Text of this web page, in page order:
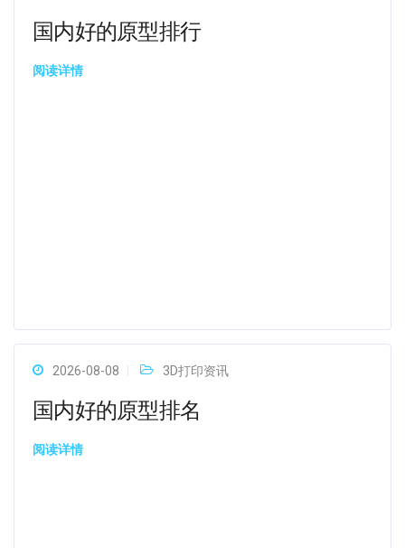
国内好的原型排行
阅读详情
2026-08-08 3D打印资讯
国内好的原型排名
阅读详情